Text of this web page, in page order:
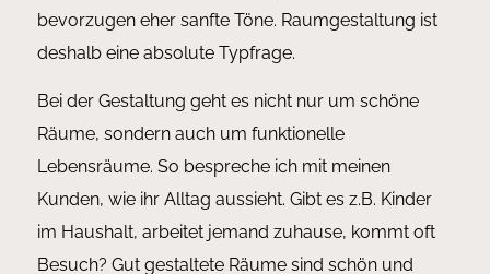
bevorzugen eher sanfte Töne. Raumgestaltung ist
deshalb eine absolute Typfrage.
Bei der Gestaltung geht es nicht nur um schöne
Räume, sondern auch um funktionelle
Lebensräume. So bespreche ich mit meinen
Kunden, wie ihr Alltag aussieht. Gibt es z.B. Kinder
im Haushalt, arbeitet jemand zuhause, kommt oft
Besuch? Gut gestaltete Räume sind schön und